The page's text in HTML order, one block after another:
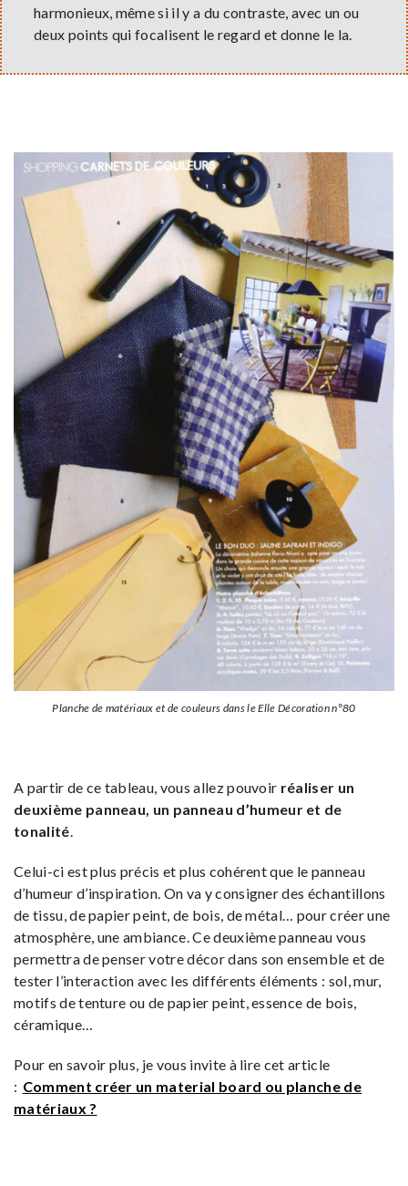
harmonieux, même si il y a du contraste, avec un ou
deux points qui focalisent le regard et donne le la.
Planche de matériaux et de couleurs dans le Elle Décoration n°80
A partir de ce tableau, vous allez pouvoir réaliser un
deuxième panneau, un panneau d’humeur et de
tonalité
Celui-ci est plus précis et plus cohérent que le panneau
d’humeur d’inspiration. On va y consigner des échantillons
de tissu, de papier peint, de bois, de métal… pour créer une
atmosphère, une ambiance. Ce deuxième panneau vous
permettra de penser votre décor dans son ensemble et de
tester l’interaction avec les différents éléments : sol, mur,
motifs de tenture ou de papier peint, essence de bois,
céramique…
Pour en savoir plus, je vous invite à lire cet article
: Comment créer un material board ou planche de
matériaux ?